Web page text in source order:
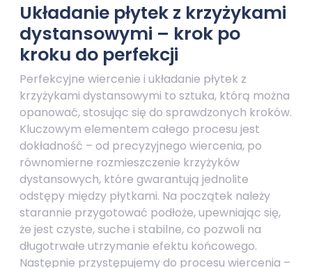
Układanie płytek z krzyżykami
dystansowymi – krok po
kroku do perfekcji
Perfekcyjne wiercenie i układanie płytek z
krzyżykami dystansowymi to sztuka, którą można
opanować, stosując się do sprawdzonych kroków.
Kluczowym elementem całego procesu jest
dokładność – od precyzyjnego wiercenia, po
równomierne rozmieszczenie krzyżyków
dystansowych, które gwarantują jednolite
odstępy między płytkami. Na początek należy
starannie przygotować podłoże, upewniając się,
że jest czyste, suche i stabilne, co pozwoli na
długotrwałe utrzymanie efektu końcowego.
Następnie przystępujemy do procesu wiercenia –